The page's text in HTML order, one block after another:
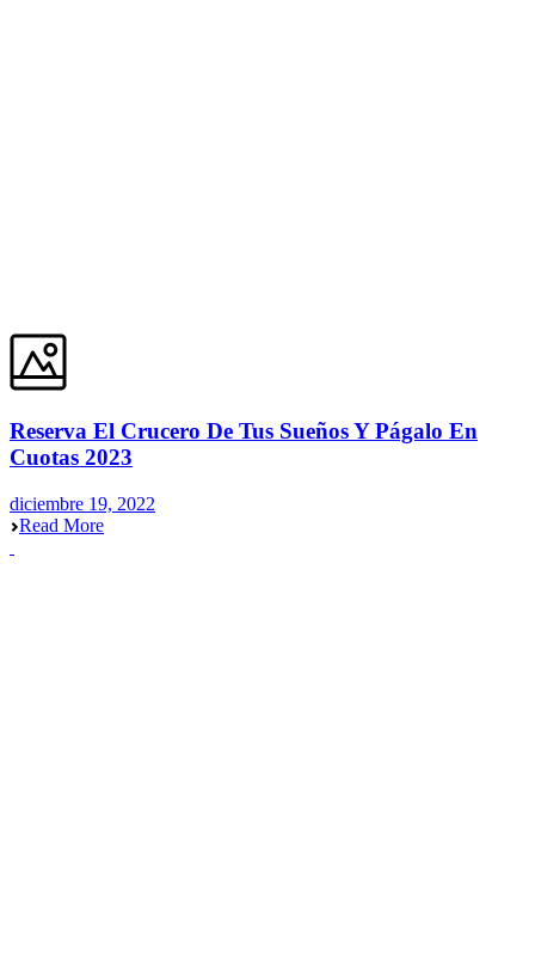
Reserva El Crucero De Tus Sueños Y Págalo En
Cuotas 2023
diciembre 19, 2022
Read More